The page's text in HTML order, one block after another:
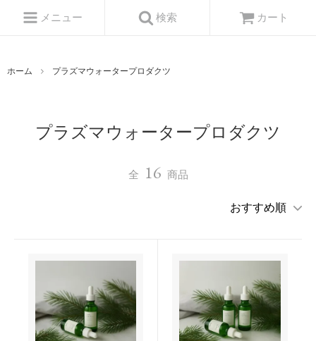
メニュー 検索 カート
ホーム プラズマウォータープロダクツ
プラズマウォータープロダクツ
全 16 商品